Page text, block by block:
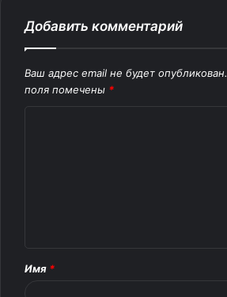
Добавить комментарий
Ваш адрес email не будет опубликован.
поля помечены *
Имя *